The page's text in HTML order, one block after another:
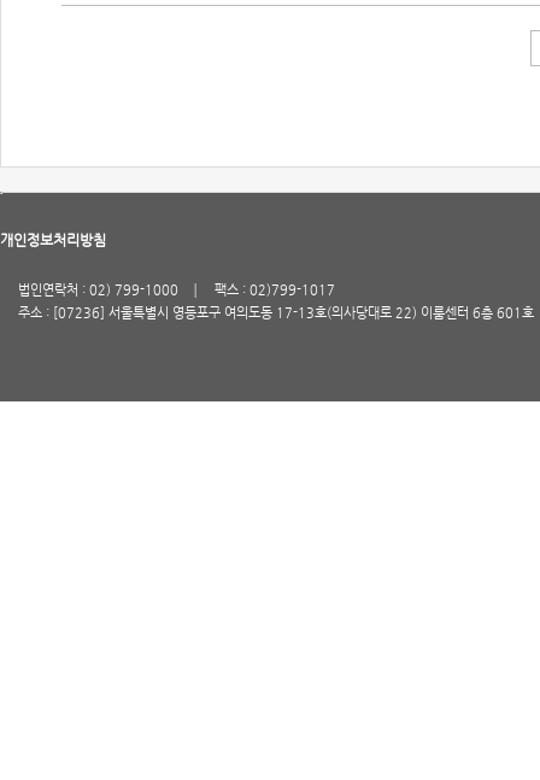
개인정보처리방침
법인연락처 : 02) 799-1000
팩스 : 02)799-1017
주소 : [07236] 서울특별시 영등포구 여의도동 17-13호(의사당대로 22) 이룸센터 6층 601호